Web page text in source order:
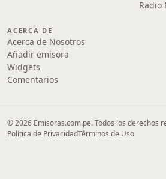
Radio
ACERCA DE
Acerca de Nosotros
Añadir emisora
Widgets
Comentarios
© 2026 Emisoras.com.pe. Todos los derechos
Política de PrivacidadTérminos de Uso